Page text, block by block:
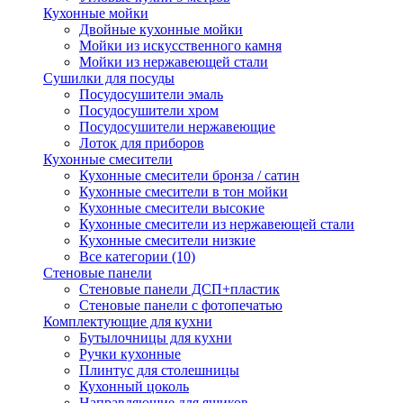
Кухонные мойки
Двойные кухонные мойки
Мойки из искусственного камня
Мойки из нержавеющей стали
Сушилки для посуды
Посудосушители эмаль
Посудосушители хром
Посудосушители нержавеющие
Лоток для приборов
Кухонные смесители
Кухонные смесители бронза / сатин
Кухонные смесители в тон мойки
Кухонные смесители высокие
Кухонные смесители из нержавеющей стали
Кухонные смесители низкие
Все категории (10)
Стеновые панели
Стеновые панели ДСП+пластик
Стеновые панели с фотопечатью
Комплектующие для кухни
Бутылочницы для кухни
Ручки кухонные
Плинтус для столешницы
Кухонный цоколь